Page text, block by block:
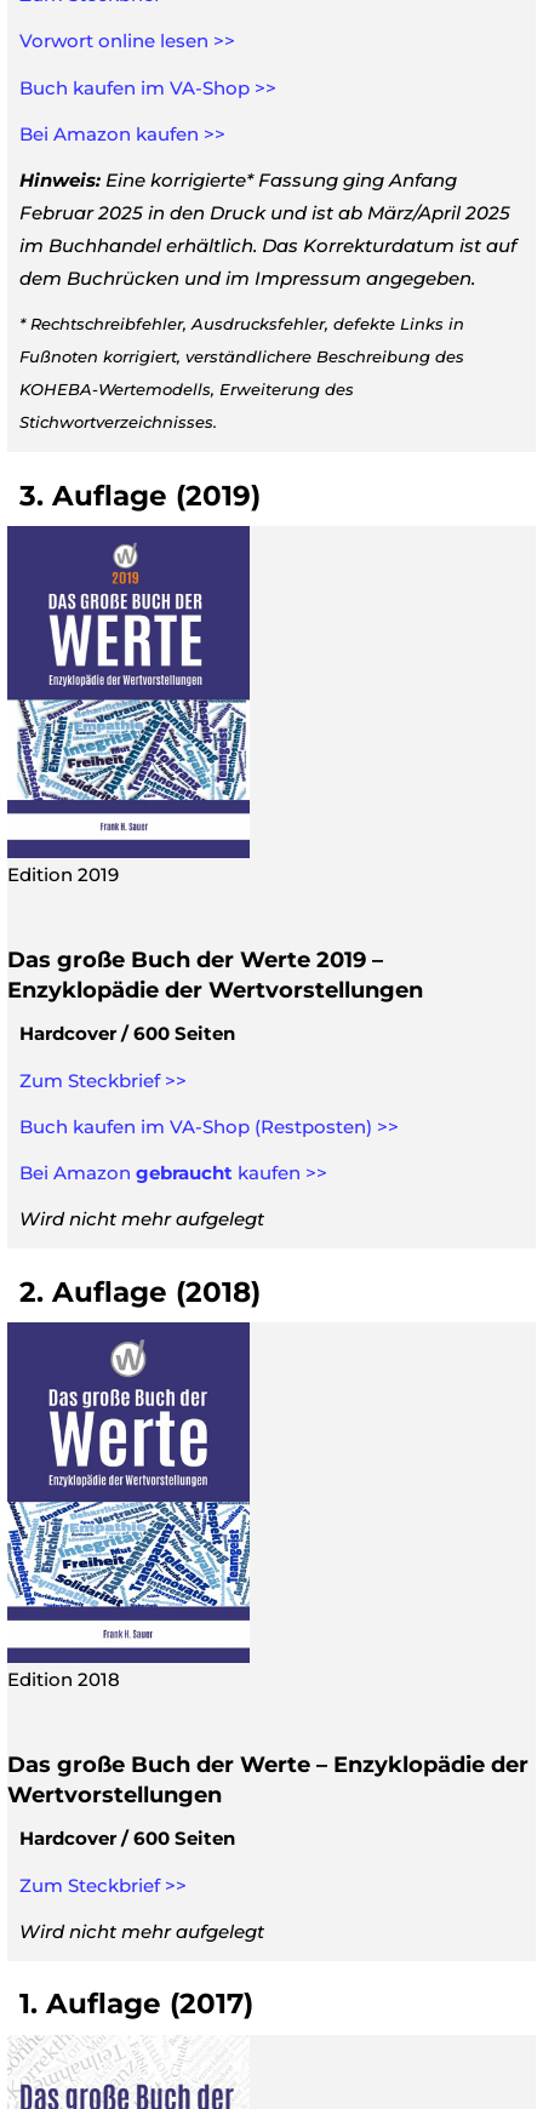
Vorwort online lesen >>
Buch kaufen im VA-Shop >>
Bei Amazon kaufen >>
Hinweis: Eine korrigierte* Fassung ging Anfang
Februar 2025 in den Druck und ist ab März/April 2025
im Buchhandel erhältlich. Das Korrekturdatum ist auf
dem Buchrücken und im Impressum angegeben.
* Rechtschreibfehler, Ausdrucksfehler, defekte Links in
Fußnoten korrigiert, verständlichere Beschreibung des
KOHEBA-Wertemodells, Erweiterung des
Stichwortverzeichnisses.
3. Auflage (2019)
Edition 2019
Das große Buch der Werte 2019 –
Enzyklopädie der Wertvorstellungen
Hardcover / 600 Seiten
Zum Steckbrief >>
Buch kaufen im VA-Shop (Restposten) >>
Bei Amazon gebraucht kaufen >>
Wird nicht mehr aufgelegt
2. Auflage (2018)
Edition 2018
Das große Buch der Werte – Enzyklopädie der
Wertvorstellungen
Hardcover / 600 Seiten
Zum Steckbrief >>
Wird nicht mehr aufgelegt
1. Auflage (2017)